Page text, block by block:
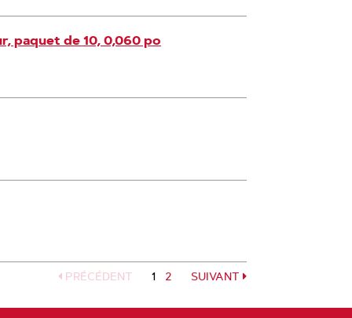
paquet de 10, 0,060 po
PRÉCÉDENT 1 Page
2
SUIVANT